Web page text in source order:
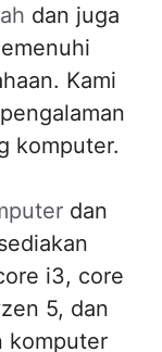
dan juga
Kami
komputer.
dan
i3, core
5, dan
komputer